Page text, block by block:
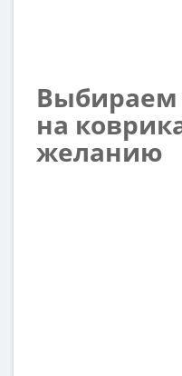
Выбираем
на
желанию